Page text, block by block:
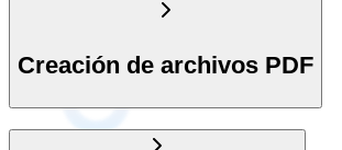
Creación de archivos PDF